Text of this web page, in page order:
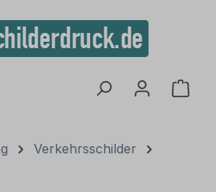
Verkehrsschilder